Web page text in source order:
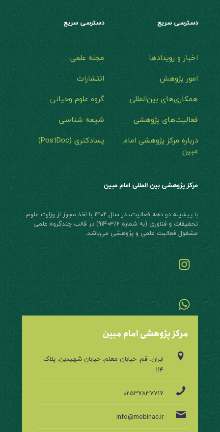
دسترسی سریع
اخبار و رویدادها
امور پژوهش
همکاری‌های بین‌المللی
فعالیت‌های پژوهشی
درباره مرکز پژوهشی امام
مبین
دسترسی سریع
مجله علمی
انتشارات
گروه علوم وحیانی
شیعه شناسی
پسادکتری (PostDoc)
مرکز پژوهشی بین المللی امام مبین
با پیشینه دو دهه فعالیت، در سال ۱۴۰۲ با اخذ مجوز از وزارت علوم
تحقیقات و فناوری (به شماره 91403/2) در قالب چند‌گروه علمی
مشغول فعالیت علمی و پژوهشی می‌باشد.
مرکز پژوهشی امام مبین
ایران. قم. خیابان معلم. خیابان شهیدین. پلاک
۱۱۴
02537837717
info@mobinac.ir